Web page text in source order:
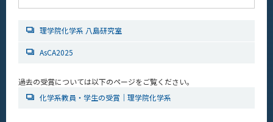
理学院化学系 八島研究室
AsCA2025
過去の受賞については以下のページをご覧ください。
化学系教員・学生の受賞｜理学院化学系
カテゴリ別
課程別
月別
イベントカレンダー
Event Calendar